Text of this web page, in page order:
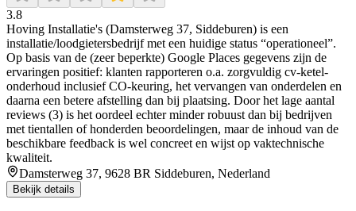
3.8
Hoving Installatie's (Damsterweg 37, Siddeburen) is een
installatie/loodgietersbedrijf met een huidige status “operationeel”.
Op basis van de (zeer beperkte) Google Places gegevens zijn de
ervaringen positief: klanten rapporteren o.a. zorgvuldig cv-ketel-
onderhoud inclusief CO-keuring, het vervangen van onderdelen en
daarna een betere afstelling dan bij plaatsing. Door het lage aantal
reviews (3) is het oordeel echter minder robuust dan bij bedrijven
met tientallen of honderden beoordelingen, maar de inhoud van de
beschikbare feedback is wel concreet en wijst op vaktechnische
kwaliteit.
Damsterweg 37, 9628 BR Siddeburen, Nederland
Bekijk details